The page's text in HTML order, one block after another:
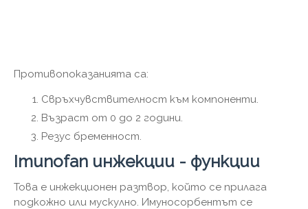
Противопоказанията са:
Свръхчувствителност към компоненти.
Възраст от 0 до 2 години.
Резус бременност.
Imunofan инжекции - функции
Това е инжекционен разтвор, който се прилага
подкожно или мускулно. Имуносорбентът се